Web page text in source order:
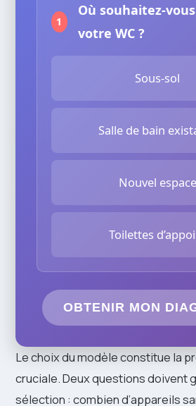
1
Où souhaitez-
votre WC ?
Sous-sol
Salle de bain
Nouvel espace
Toilettes
OBTENIR MON
Le choix du modèle constitue la
cruciale. Deux questions doivent
sélection : combien d’appareils